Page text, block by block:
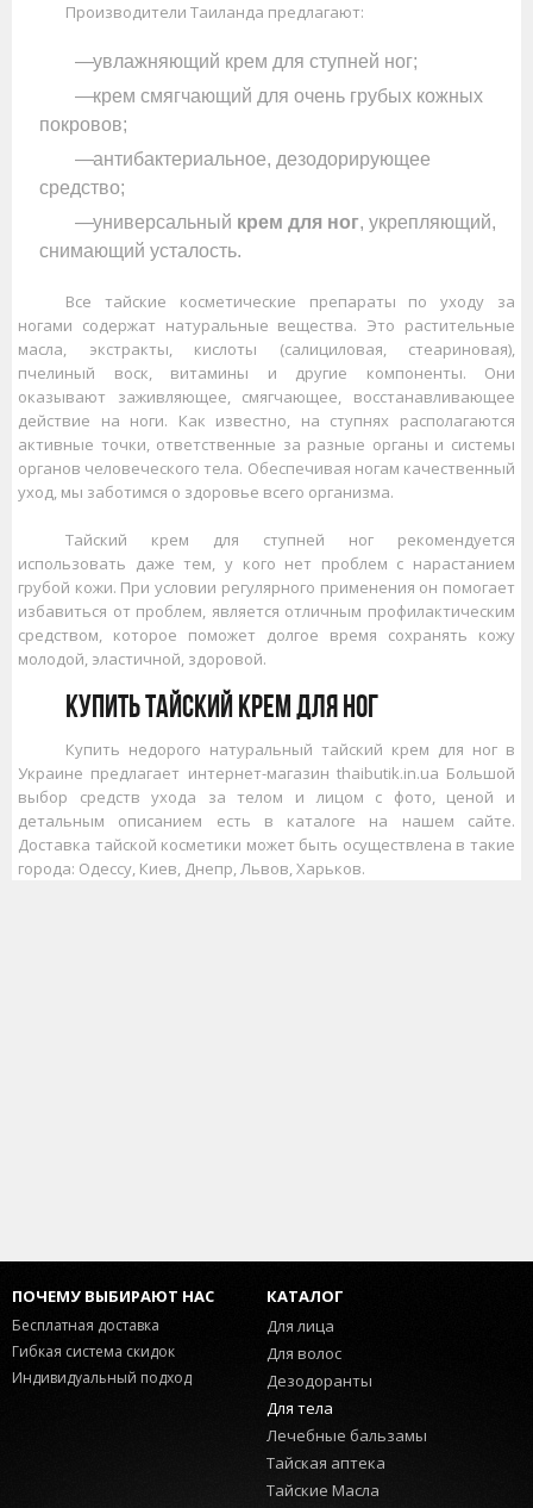
Производители Таиланда предлагают:
увлажняющий крем для ступней ног;
крем смягчающий для очень грубых кожных
покровов;
антибактериальное, дезодорирующее
средство;
универсальный крем для ног, укрепляющий,
снимающий усталость.
Все тайские косметические препараты по уходу за
ногами содержат натуральные вещества. Это растительные
масла, экстракты, кислоты (салициловая, стеариновая),
пчелиный воск, витамины и другие компоненты. Они
оказывают заживляющее, смягчающее, восстанавливающее
действие на ноги. Как известно, на ступнях располагаются
активные точки, ответственные за разные органы и системы
органов человеческого тела. Обеспечивая ногам качественный
уход, мы заботимся о здоровье всего организма.
Тайский крем для ступней ног рекомендуется
использовать даже тем, у кого нет проблем с нарастанием
грубой кожи. При условии регулярного применения он помогает
избавиться от проблем, является отличным профилактическим
средством, которое поможет долгое время сохранять кожу
молодой, эластичной, здоровой.
Купить тайский крем для ног
Купить недорого натуральный тайский крем для ног в
Украине предлагает интернет-магазин thaibutik.in.ua Большой
выбор средств ухода за телом и лицом с фото, ценой и
детальным описанием есть в каталоге на нашем сайте.
Доставка тайской косметики может быть осуществлена в такие
города: Одессу, Киев, Днепр, Львов, Харьков.
ПОЧЕМУ ВЫБИРАЮТ НАС
Бесплатная доставка
Гибкая система скидок
Индивидуальный подход
КАТАЛОГ
Для лица
Для волос
Дезодоранты
Для тела
Лечебные бальзамы
Тайская аптека
Тайские Масла